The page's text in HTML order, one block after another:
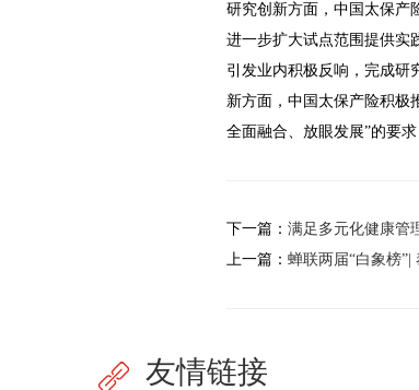
研究创新方面，中国太保产
进一步扩大试点范围提供实
引发业内积极反响，完成研
新方面，中国太保产险积极
全面融合、放眼发展”的要
下一篇： 满足多元化健康管
上一篇： 蝉联两届“白象榜”|
友情链接